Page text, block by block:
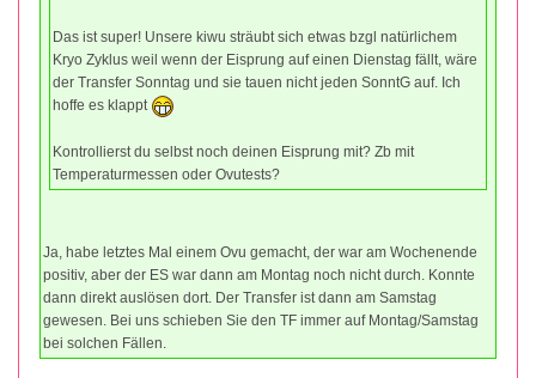
Das ist super! Unsere kiwu sträubt sich etwas bzgl natürlichem
Kryo Zyklus weil wenn der Eisprung auf einen Dienstag fällt, wäre
der Transfer Sonntag und sie tauen nicht jeden SonntG auf. Ich
hoffe es klappt
Kontrollierst du selbst noch deinen Eisprung mit? Zb mit
Temperaturmessen oder Ovutests?
Ja, habe letztes Mal einem Ovu gemacht, der war am Wochenende
positiv, aber der ES war dann am Montag noch nicht durch. Konnte
dann direkt auslösen dort. Der Transfer ist dann am Samstag
gewesen. Bei uns schieben Sie den TF immer auf Montag/Samstag
bei solchen Fällen.